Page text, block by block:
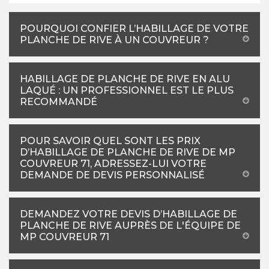
POURQUOI CONFIER L’HABILLAGE DE VOTRE
PLANCHE DE RIVE À UN COUVREUR ?
HABILLAGE DE PLANCHE DE RIVE EN ALU
LAQUÉ : UN PROFESSIONNEL EST LE PLUS
RECOMMANDÉ
POUR SAVOIR QUEL SONT LES PRIX
D’HABILLAGE DE PLANCHE DE RIVE DE MP
COUVREUR 71, ADRESSEZ-LUI VOTRE
DEMANDE DE DEVIS PERSONNALISÉ
DEMANDEZ VOTRE DEVIS D’HABILLAGE DE
PLANCHE DE RIVE AUPRÈS DE L'ÉQUIPE DE
MP COUVREUR 71